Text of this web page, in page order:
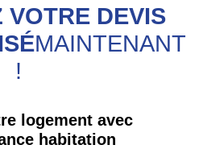
VOTRE DEVIS
MAINTENANT
!
logement avec
habitation